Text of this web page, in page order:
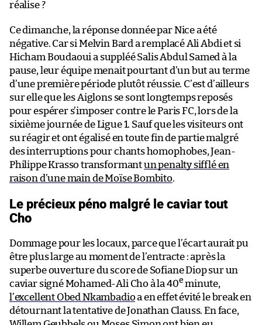
réalise ?
Ce dimanche, la réponse donnée par Nice a été
négative. Car si Melvin Bard a remplacé Ali Abdi et si
Hicham Boudaoui a suppléé Salis Abdul Samed à la
pause, leur équipe menait pourtant d’un but au terme
d’une première période plutôt réussie. C’est d’ailleurs
sur elle que les Aiglons se sont longtemps reposés
pour espérer s’imposer contre le Paris FC, lors de la
sixième journée de Ligue 1. Sauf que les visiteurs ont
su réagir et ont égalisé en toute fin de partie malgré
des interruptions pour chants homophobes, Jean-
Philippe Krasso transformantun penalty sifflé en
raison d’une main de Moïse Bombito.
Le précieux péno malgré le caviar tout
Cho
Dommage pour les locaux, parce que l’écart aurait pu
être plus large au moment de l’entracte : après la
superbe ouverture du score de Sofiane Diop sur un
caviar signé Mohamed-Ali Cho à la 40e minute,
l’excellent Obed Nkambadioa en effet évité le break en
détournant la tentative de Jonathan Clauss. En face,